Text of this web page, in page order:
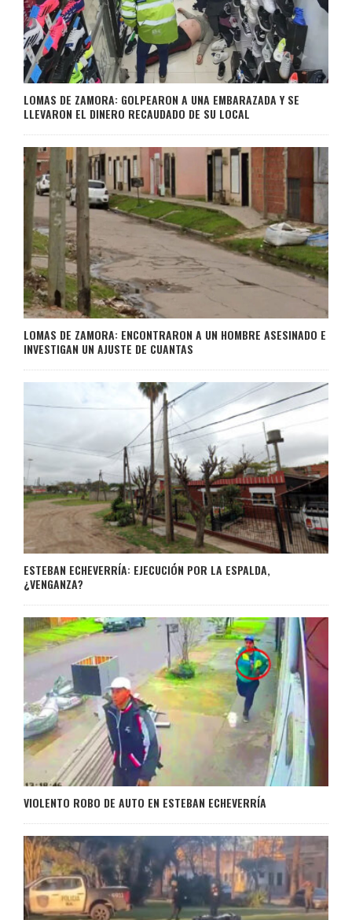
LOMAS DE ZAMORA: GOLPEARON A UNA EMBARAZADA Y SE
LLEVARON EL DINERO RECAUDADO DE SU LOCAL
LOMAS DE ZAMORA: ENCONTRARON A UN HOMBRE ASESINADO E
INVESTIGAN UN AJUSTE DE CUANTAS
ESTEBAN ECHEVERRÍA: EJECUCIÓN POR LA ESPALDA,
¿VENGANZA?
VIOLENTO ROBO DE AUTO EN ESTEBAN ECHEVERRÍA